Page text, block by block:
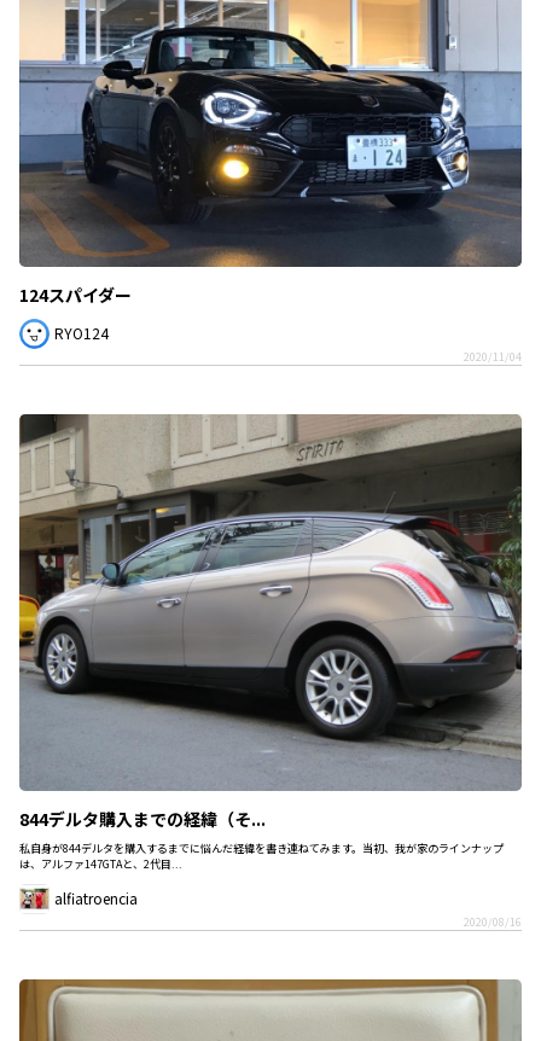
124スパイダー
RYO124
2020/11/04
844デルタ購入までの経緯（そ...
私自身が844デルタを購入するまでに悩んだ経緯を書き連ねてみます。当初、我が家のラインナップ
は、アルファ147GTAと、2代目...
alfiatroencia
2020/08/16